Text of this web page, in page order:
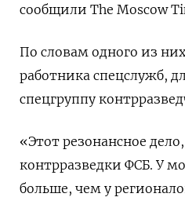
сообщили The Moscow
По словам одного из
работника спецслужб,
спецгруппу
«Этот резонансное
контрразведки ФСБ. У
больше, чем у